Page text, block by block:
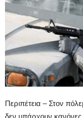
Περιπέτεια – Στον
δεν υπάρχουν